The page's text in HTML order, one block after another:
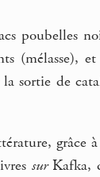
poubelles
(mélasse),
sortie de
grâce
surKafka,